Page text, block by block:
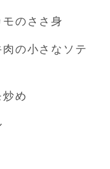
のささ身
の小さなソテ
め